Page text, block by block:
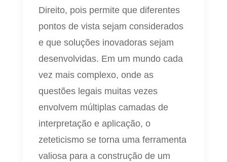
Direito, pois permite que diferentes
pontos de vista sejam considerados
e que soluções inovadoras sejam
desenvolvidas. Em um mundo cada
vez mais complexo, onde as
questões legais muitas vezes
envolvem múltiplas camadas de
interpretação e aplicação, o
zeteticismo se torna uma ferramenta
valiosa para a construção de um